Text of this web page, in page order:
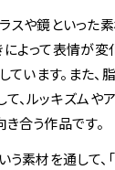
スや鏡といった素
よって表情が変
ています。また、
、ルッキズムやア
合う作品です。
う素材を通して、